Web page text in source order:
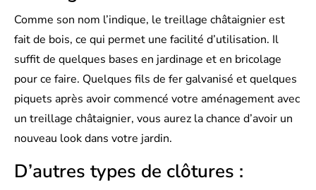
Comme son nom l’indique, le treillage châtaignier est
fait de bois, ce qui permet une facilité d’utilisation. Il
suffit de quelques bases en jardinage et en bricolage
pour ce faire. Quelques fils de fer galvanisé et quelques
piquets après avoir commencé votre aménagement avec
un treillage châtaignier, vous aurez la chance d’avoir un
nouveau look dans votre jardin.
D’autres types de clôtures :